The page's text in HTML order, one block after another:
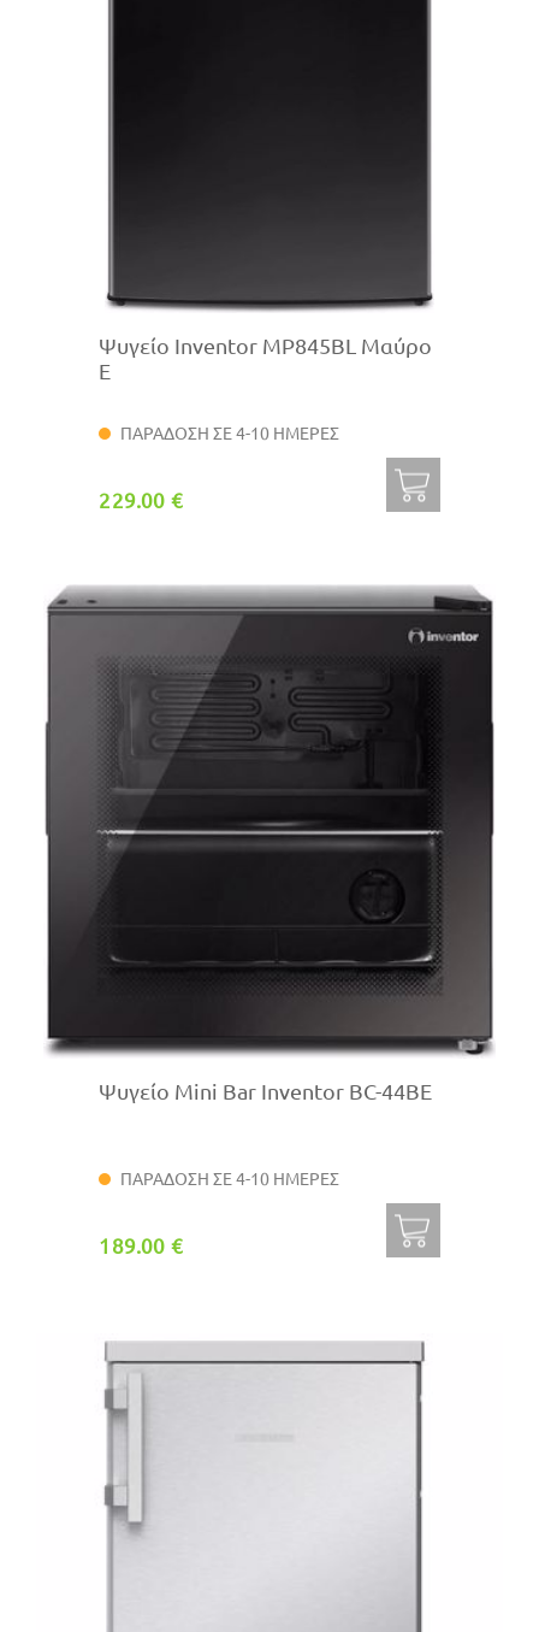
Ψυγείο Inventor MP845BL Μαύρο
E
ΠΑΡΑΔΟΣΗ ΣΕ 4-10 ΗΜΕΡΕΣ
229.00 €
Ψυγείο Mini Bar Inventor BC-44BE
ΠΑΡΑΔΟΣΗ ΣΕ 4-10 ΗΜΕΡΕΣ
189.00 €